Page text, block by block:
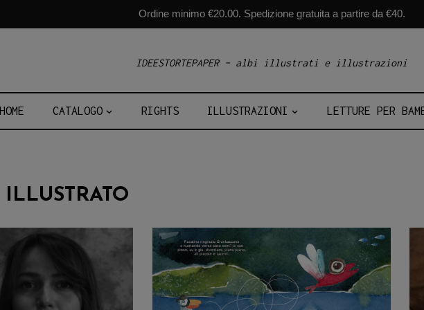
Ordine minimo €20.00. Spedizione gratuita a partire da €40.
IDEESTORTEPAPER – albi illustrati e illustrazioni
HOME CATALOGO RIGHTS ILLUSTRAZIONI LETTURE PER